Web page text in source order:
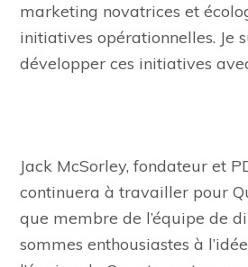
marketing novatrices et
initiatives opérationnelles. Je
développer ces initiatives
Jack McSorley, fondateur et
continuera à travailler pour
que membre de l’équipe de
sommes enthousiastes à